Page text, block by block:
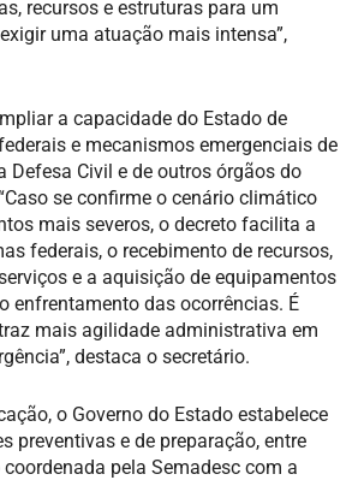
recursos e estruturas para um
uma atuação mais intensa”,
a capacidade do Estado de
e mecanismos emergenciais de
Defesa Civil e de outros órgãos do
se confirme o cenário climático
mais severos, o decreto facilita a
federais, o recebimento de recursos,
e a aquisição de equipamentos
enfrentamento das ocorrências. É
mais agilidade administrativa em
destaca o secretário.
o Governo do Estado estabelece
preventivas e de preparação, entre
pela Semadesc com a